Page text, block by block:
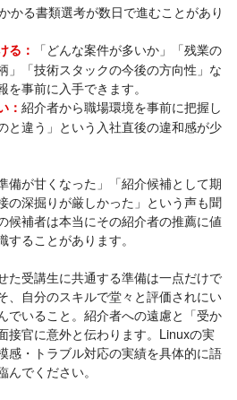
かる書類選考が数日で進むことがあり
る：
「どんな案件が多いか」「残業の
」「技術スタックの今後の方向性」な
事前に入手できます。
：紹介者から職場環境を事前に把握し
と違う」という入社直後の違和感が少
備が甘くなった」「紹介候補として期
の深掘りが厳しかった」という声も聞
候補者は本当にその紹介者の推薦に値
ることがあります。
た受講生に共通する準備は一点だけで
、自分のスキルで堂々と評価されにい
でいること。紹介者への遠慮と「受か
接官に意外と伝わります。Linuxの実
感・トラブル対応の実績を具体的に語
でください。